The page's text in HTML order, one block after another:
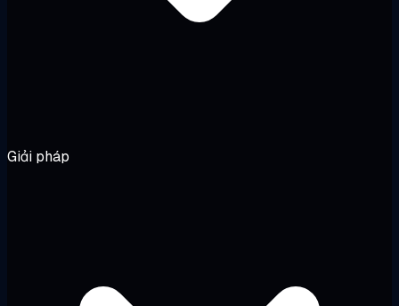
Giải pháp